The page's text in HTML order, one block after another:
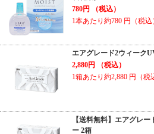
780円
（税込）
1本あたり約780 円（税込
エアグレード2ウィーク
2,880円
（税込）
1箱あたり約2,880 円（税
【送料無料】エアグレ
ー 2箱